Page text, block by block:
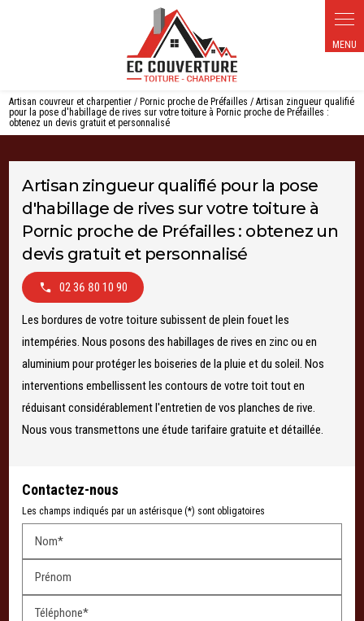
Artisan couvreur et charpentier / Pornic proche de Préfailles / Artisan zingueur qualifié
pour la pose d'habillage de rives sur votre toiture à Pornic proche de Préfailles :
obtenez un devis gratuit et personnalisé
Artisan zingueur qualifié pour la pose
d'habillage de rives sur votre toiture à
Pornic proche de Préfailles : obtenez un
devis gratuit et personnalisé
02 36 80 10 90
Les bordures de votre toiture subissent de plein fouet les
intempéries. Nous posons des habillages de rives en zinc ou en
aluminium pour protéger les boiseries de la pluie et du soleil. Nos
interventions embellissent les contours de votre toit tout en
réduisant considérablement l'entretien de vos planches de rive.
Nous vous transmettons une étude tarifaire gratuite et détaillée.
Contactez-nous
Les champs indiqués par un astérisque (*) sont obligatoires
Nom*
Prénom
Téléphone*